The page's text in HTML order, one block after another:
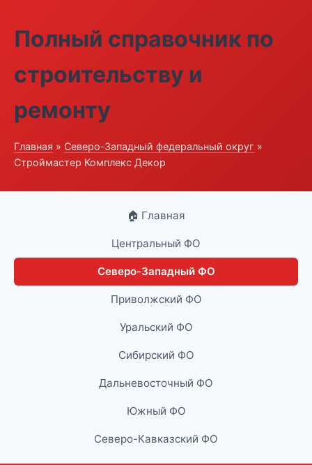
Полный справочник по
строительству и
ремонту
Главная » Северо-Западный федеральный округ »
Строймастер Комплекс Декор
🏠 Главная
Центральный ФО
Северо-Западный ФО
Приволжский ФО
Уральский ФО
Сибирский ФО
Дальневосточный ФО
Южный ФО
Северо-Кавказский ФО